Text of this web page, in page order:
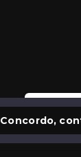
Olá!
Concordo,